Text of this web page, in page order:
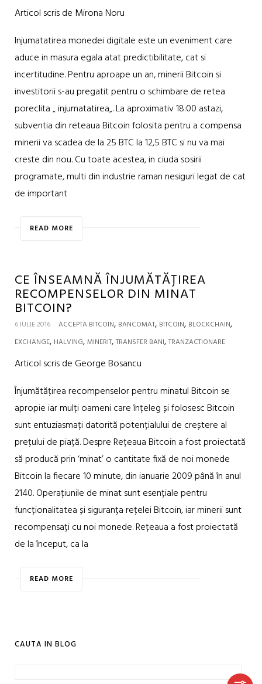
Articol scris de Mirona Noru
Injumatatirea monedei digitale este un eveniment care
aduce in masura egala atat predictibilitate, cat si
incertitudine. Pentru aproape un an, minerii Bitcoin si
investitorii s-au pregatit pentru o schimbare de retea
poreclita „ injumatatirea„. La aproximativ 18:00 astazi,
subventia din reteaua Bitcoin folosita pentru a compensa
minerii va scadea de la 25 BTC la 12,5 BTC si nu va mai
creste din nou. Cu toate acestea, in ciuda sosirii
programate, multi din industrie raman nesiguri legat de cat
de important
READ MORE
CE ÎNSEAMNĂ ÎNJUMĂTĂȚIREA
RECOMPENSELOR DIN MINAT
BITCOIN?
6 IULIE 2016 ACCEPTA BITCOIN, BANCOMAT, BITCOIN, BLOCKCHAIN,
EXCHANGE, HALVING, MINERIT, TRANSFER BANI, TRANZACTIONARE
Articol scris de George Bosancu
Înjumătățirea recompenselor pentru minatul Bitcoin se
apropie iar mulți oameni care înțeleg și folosesc Bitcoin
sunt entuziasmați datorită potențialului de creștere al
prețului de piață. Despre Rețeaua Bitcoin a fost proiectată
să producă prin ‘minat’ o cantitate fixă de noi monede
Bitcoin la fiecare 10 minute, din ianuarie 2009 până în anul
2140. Operațiunile de minat sunt esențiale pentru
funcționalitatea și siguranța rețelei Bitcoin, iar minerii sunt
recompensați cu noi monede. Rețeaua a fost proiectată
de la început, ca la
READ MORE
CAUTA IN BLOG